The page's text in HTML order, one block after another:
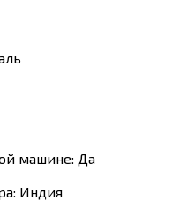
машине: Да
Индия